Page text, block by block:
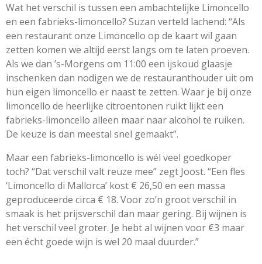
Wat het verschil is tussen een ambachtelijke Limoncello
en een fabrieks-limoncello? Suzan verteld lachend: “Als
een restaurant onze Limoncello op de kaart wil gaan
zetten komen we altijd eerst langs om te laten proeven.
Als we dan ’s-Morgens om 11:00 een ijskoud glaasje
inschenken dan nodigen we de restauranthouder uit om
hun eigen limoncello er naast te zetten. Waar je bij onze
limoncello de heerlijke citroentonen ruikt lijkt een
fabrieks-limoncello alleen maar naar alcohol te ruiken.
De keuze is dan meestal snel gemaakt”.
Maar een fabrieks-limoncello is wél veel goedkoper
toch? “Dat verschil valt reuze mee” zegt Joost. “Een fles
‘Limoncello di Mallorca’ kost € 26,50 en een massa
geproduceerde circa € 18. Voor zo’n groot verschil in
smaak is het prijsverschil dan maar gering. Bij wijnen is
het verschil veel groter. Je hebt al wijnen voor €3 maar
een écht goede wijn is wel 20 maal duurder.”